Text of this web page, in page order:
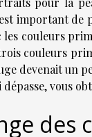
important de
les couleurs
couleurs
devenait un
dépasse, vous
des